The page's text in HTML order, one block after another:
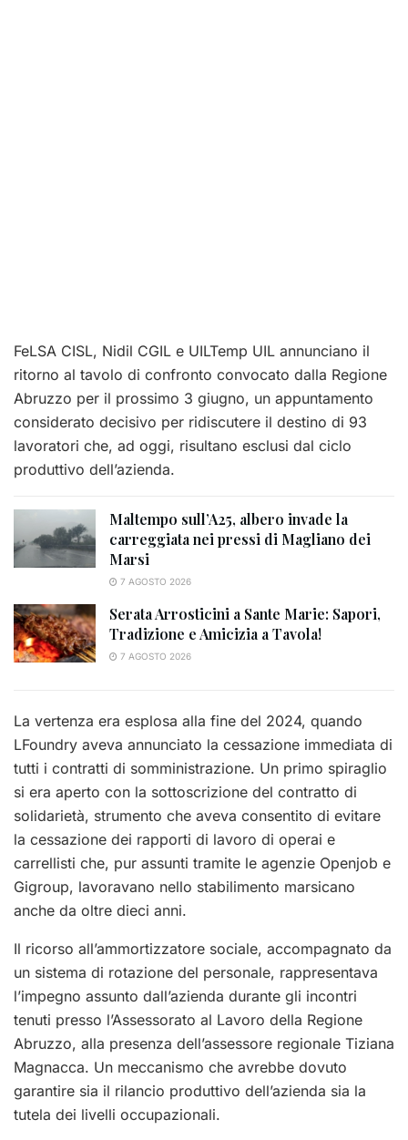
FeLSA CISL, Nidil CGIL e UILTemp UIL annunciano il
ritorno al tavolo di confronto convocato dalla Regione
Abruzzo per il prossimo 3 giugno, un appuntamento
considerato decisivo per ridiscutere il destino di 93
lavoratori che, ad oggi, risultano esclusi dal ciclo
produttivo dell’azienda.
Maltempo sull’A25, albero invade la
carreggiata nei pressi di Magliano dei
Marsi
7 AGOSTO 2026
Serata Arrosticini a Sante Marie: Sapori,
Tradizione e Amicizia a Tavola!
7 AGOSTO 2026
La vertenza era esplosa alla fine del 2024, quando
LFoundry aveva annunciato la cessazione immediata di
tutti i contratti di somministrazione. Un primo spiraglio
si era aperto con la sottoscrizione del contratto di
solidarietà, strumento che aveva consentito di evitare
la cessazione dei rapporti di lavoro di operai e
carrellisti che, pur assunti tramite le agenzie Openjob e
Gigroup, lavoravano nello stabilimento marsicano
anche da oltre dieci anni.
Il ricorso all’ammortizzatore sociale, accompagnato da
un sistema di rotazione del personale, rappresentava
l’impegno assunto dall’azienda durante gli incontri
tenuti presso l’Assessorato al Lavoro della Regione
Abruzzo, alla presenza dell’assessore regionale Tiziana
Magnacca. Un meccanismo che avrebbe dovuto
garantire sia il rilancio produttivo dell’azienda sia la
tutela dei livelli occupazionali.